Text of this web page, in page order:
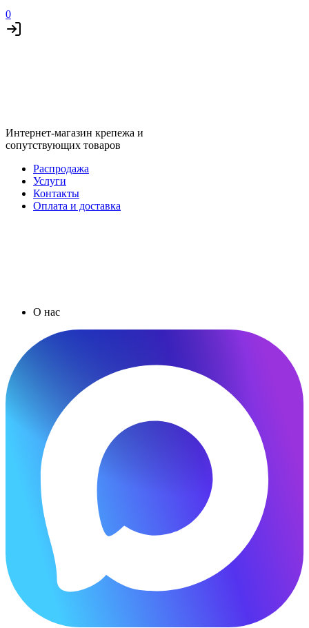
0
Интернет-магазин крепежа и
сопутствующих товаров
Распродажа
Услуги
Контакты
Оплата и доставка
О нас